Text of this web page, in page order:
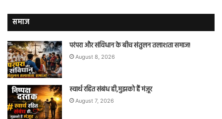
समाज
परंपरा और संविधान के बीच संतुलन तलाशता समाज!
August 8, 2026
स्वार्थ रहित संबंध ही,मुझको हैं मंज़ूर
August 7, 2026